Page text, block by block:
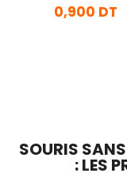
0,900 DT
SOURIS
: LES